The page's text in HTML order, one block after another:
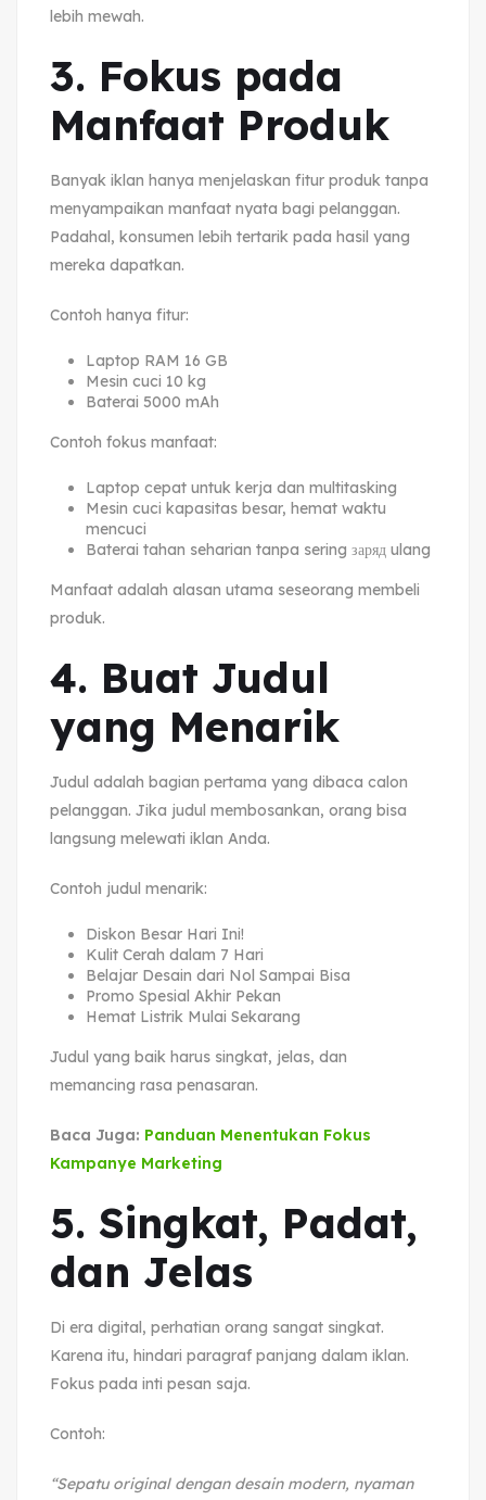
lebih mewah.
3. Fokus pada
Manfaat Produk
Banyak iklan hanya menjelaskan fitur produk tanpa
menyampaikan manfaat nyata bagi pelanggan.
Padahal, konsumen lebih tertarik pada hasil yang
mereka dapatkan.
Contoh hanya fitur:
Laptop RAM 16 GB
Mesin cuci 10 kg
Baterai 5000 mAh
Contoh fokus manfaat:
Laptop cepat untuk kerja dan multitasking
Mesin cuci kapasitas besar, hemat waktu
mencuci
Baterai tahan seharian tanpa sering заряд ulang
Manfaat adalah alasan utama seseorang membeli
produk.
4. Buat Judul
yang Menarik
Judul adalah bagian pertama yang dibaca calon
pelanggan. Jika judul membosankan, orang bisa
langsung melewati iklan Anda.
Contoh judul menarik:
Diskon Besar Hari Ini!
Kulit Cerah dalam 7 Hari
Belajar Desain dari Nol Sampai Bisa
Promo Spesial Akhir Pekan
Hemat Listrik Mulai Sekarang
Judul yang baik harus singkat, jelas, dan
memancing rasa penasaran.
Baca Juga: Panduan Menentukan Fokus
Kampanye Marketing
5. Singkat, Padat,
dan Jelas
Di era digital, perhatian orang sangat singkat.
Karena itu, hindari paragraf panjang dalam iklan.
Fokus pada inti pesan saja.
Contoh:
“Sepatu original dengan desain modern, nyaman